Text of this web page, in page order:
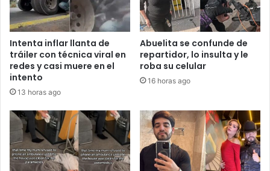
Intenta inflar llanta de
tráiler con técnica viral en
redes y casi muere en el
intento
13 horas ago
Abuelita se confunde de
repartidor, lo insulta y le
roba su celular
16 horas ago